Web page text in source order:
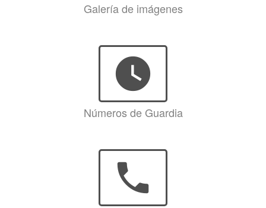
Galería de imágenes
watch_later
Números de Guardia
phone